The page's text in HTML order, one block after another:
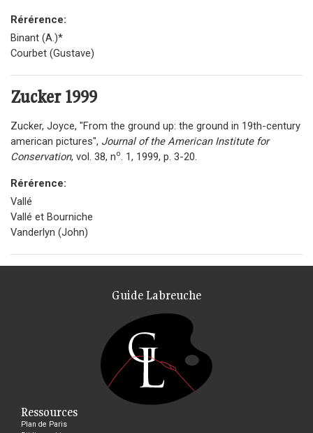
Rérérence:
Binant (A.)*
Courbet (Gustave)
Zucker1999
Zucker, Joyce, "From the ground up: the ground in 19th-century
american pictures", Journal of the American Institute for
Conservation, vol. 38, no . 1, 1999, p. 3-20.
Rérérence:
Vallé
Vallé et Bourniche
Vanderlyn (John)
Guide Labreuche
Ressources
Plan de Paris